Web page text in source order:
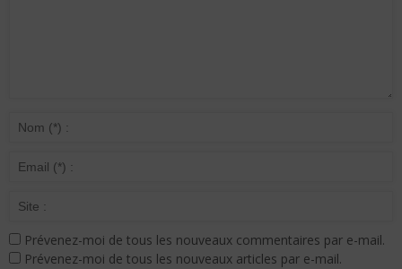
Prévenez-moi de tous les nouveaux commentaires par e-mail.
Prévenez-moi de tous les nouveaux articles par e-mail.